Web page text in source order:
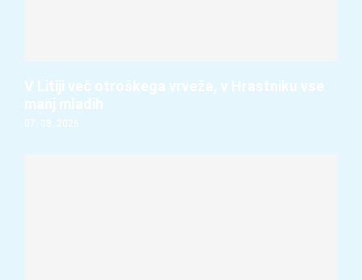
V Litiji več otroškega vrveža, v Hrastniku vse
manj mladih
07. 08. 2026